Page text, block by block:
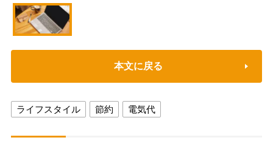
本文に戻る
ライフスタイル 節約 電気代